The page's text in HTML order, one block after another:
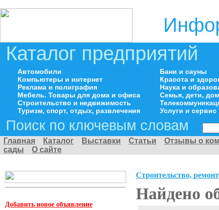
Каталог предприятий
Автомобили
Компьютеры и интернет
Реклама и полиграфия
Мебель. Товары для дома и офиса
Строительство и недвижимость
Туризм, спорт, отдых, развлечения
Бани и сауны
Красота и
Наука и
Семья, дети,
Услуги и сервис
Поиск по ключевым словам
Главная Каталог Выставки Статьи
Отзывы о
сады
О сайте
Добавить новое объявление
Строительство,
Найдено